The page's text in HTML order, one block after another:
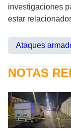
investigaciones
estar
Ataques
NOTAS